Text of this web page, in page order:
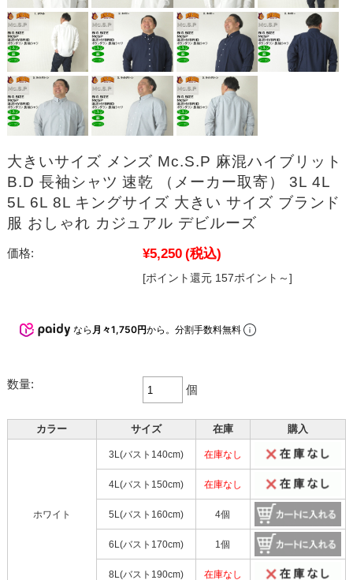
大きいサイズ メンズ Mc.S.P 麻混ハイブリット
B.D 長袖シャツ 速乾 （メーカー取寄） 3L 4L
5L 6L 8L キングサイズ 大きい サイズ ブランド
服 おしゃれ カジュアル デビルーズ
価格: ¥5,250 (税込)
[ポイント還元 157ポイント～]
なら 月々1,750円から。分割手数料無料
数量: 個
カラー サイズ 在庫 購入
ホワイト
3L(バスト140cm) 在庫なし
4L(バスト150cm) 在庫なし
5L(バスト160cm) 4個
6L(バスト170cm) 1個
8L(バスト190cm) 在庫なし